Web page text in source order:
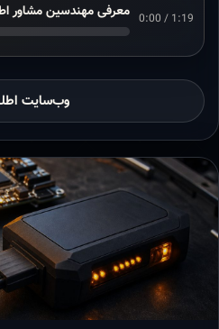
0:00 / 1:19 معرفی مهندسین مشاور
وب‌سایت